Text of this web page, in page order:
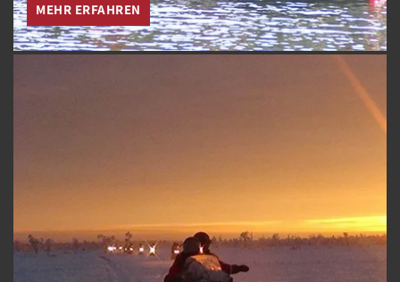
MEHR ERFAHREN